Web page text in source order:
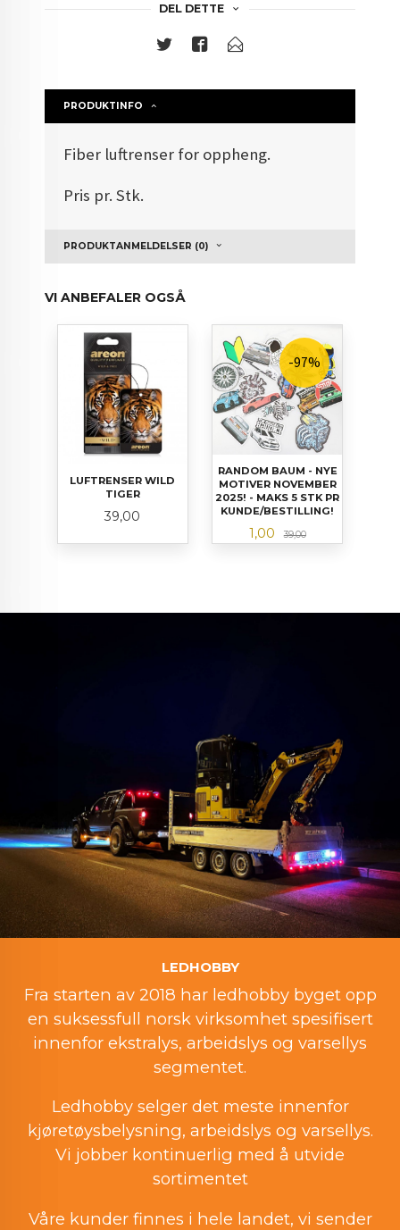
DEL DETTE
PRODUKTINFO
Fiber luftrenser for oppheng.
Pris pr. Stk.
PRODUKTANMELDELSER (0)
VI ANBEFALER OGSÅ
LUFTRENSER WILD
TIGER
Pris
39,00
RANDOM BAUM - NYE
MOTIVER NOVEMBER
2025! - MAKS 5 STK PR
KUNDE/BESTILLING!
Tilbud
1,00 39,00Rabatt
-97%
LEDHOBBY
Fra starten av 2018 har ledhobby byget opp
en suksessfull norsk virksomhet spesifisert
innenfor ekstralys, arbeidslys og varsellys
segmentet.
Ledhobby selger det meste innenfor
kjøretøysbelysning, arbeidslys og varsellys.
Vi jobber kontinuerlig med å utvide
sortimentet
Våre kunder finnes i hele landet, vi sender